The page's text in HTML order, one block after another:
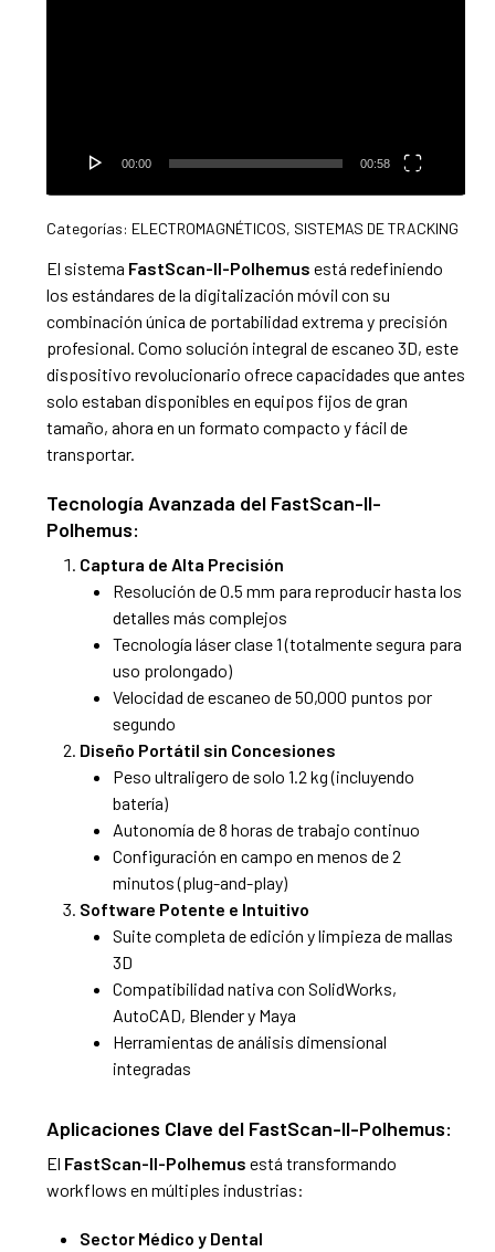
00:00 00:58
Categorías: ELECTROMAGNÉTICOS, SISTEMAS DE TRACKING
El sistema FastScan-II-Polhemus está redefiniendo
los estándares de la digitalización móvil con su
combinación única de portabilidad extrema y precisión
profesional. Como solución integral de escaneo 3D, este
dispositivo revolucionario ofrece capacidades que antes
solo estaban disponibles en equipos fijos de gran
tamaño, ahora en un formato compacto y fácil de
transportar.
Tecnología Avanzada del FastScan-II-
Polhemus:
Captura de Alta Precisión
Resolución de 0.5 mm para reproducir hasta los
detalles más complejos
Tecnología láser clase 1 (totalmente segura para
uso prolongado)
Velocidad de escaneo de 50,000 puntos por
segundo
Diseño Portátil sin Concesiones
Peso ultraligero de solo 1.2 kg (incluyendo
batería)
Autonomía de 8 horas de trabajo continuo
Configuración en campo en menos de 2
minutos (plug-and-play)
Software Potente e Intuitivo
Suite completa de edición y limpieza de mallas
3D
Compatibilidad nativa con SolidWorks,
AutoCAD, Blender y Maya
Herramientas de análisis dimensional
integradas
Aplicaciones Clave del FastScan-II-Polhemus:
El FastScan-II-Polhemus está transformando
workflows en múltiples industrias:
Sector Médico y Dental